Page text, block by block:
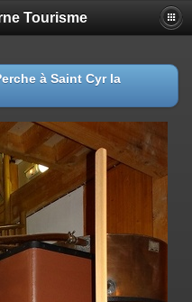
Tourisme
à Saint Cyr la